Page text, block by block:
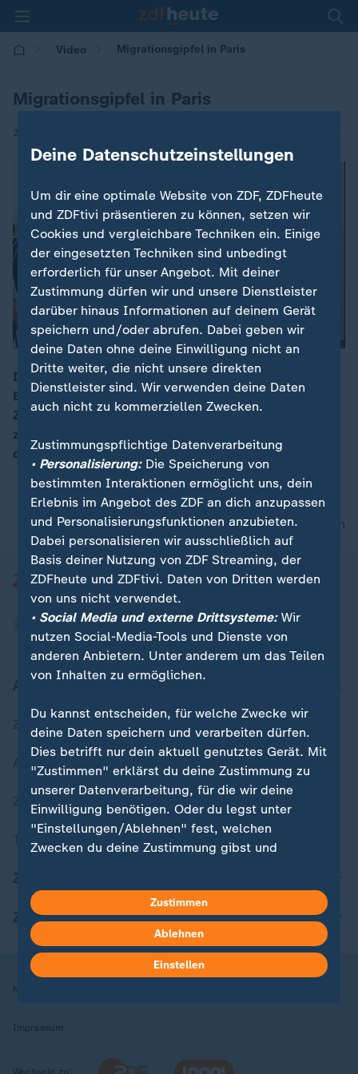
Video Migrationsgipfel in Paris
Migrationsgipfel in Paris
28.08.2017 | 20:54
00:12
In Paris sind heute Staats- und Regierungschefs aus
Europa und Afrika zusammen gekommen, um über die
Zusammenarbeit mit Herkunftsländern der Flüchtlinge
zu diskutieren. ZDF-Reporterin Jessica Bagusche hat
die Ergebnisse.
nach oben
Zuletzt veröffentlicht
Aktuelle Sendungs-Videos
ZDFheute Stories
Themen im Überblick
ZDFheute Apps
Nutzungsbedingungen
Impressum
Wechseln zu:
Deine Datenschutzeinstellungen
Um dir eine optimale Website von ZDF, ZDFheute
und ZDFtivi präsentieren zu können, setzen wir
Cookies und vergleichbare Techniken ein. Einige
der eingesetzten Techniken sind unbedingt
erforderlich für unser Angebot. Mit deiner
Zustimmung dürfen wir und unsere Dienstleister
darüber hinaus Informationen auf deinem Gerät
speichern und/oder abrufen. Dabei geben wir
deine Daten ohne deine Einwilligung nicht an
Dritte weiter, die nicht unsere direkten
Dienstleister sind. Wir verwenden deine Daten
auch nicht zu kommerziellen Zwecken.
Zustimmungspflichtige Datenverarbeitung
• Personalisierung:Die Speicherung von
bestimmten Interaktionen ermöglicht uns, dein
Erlebnis im Angebot des ZDF an dich anzupassen
und Personalisierungsfunktionen anzubieten.
Dabei personalisieren wir ausschließlich auf
Basis deiner Nutzung von ZDF Streaming, der
ZDFheute und ZDFtivi. Daten von Dritten werden
von uns nicht verwendet.
• Social Media und externe Drittsysteme:Wir
nutzen Social-Media-Tools und Dienste von
anderen Anbietern. Unter anderem um das Teilen
von Inhalten zu ermöglichen.
Du kannst entscheiden, für welche Zwecke wir
deine Daten speichern und verarbeiten dürfen.
Dies betrifft nur dein aktuell genutztes Gerät. Mit
"Zustimmen" erklärst du deine Zustimmung zu
unserer Datenverarbeitung, für die wir deine
Einwilligung benötigen. Oder du legst unter
"Einstellungen/Ablehnen" fest, welchen
Zwecken du deine Zustimmung gibst und
in deinen Einstellungen widerrufen oder ändern.
Hier findest du das Impressum.
Weitere Informationen findest du in unserer
Datenschutzerklärung.
Zustimmen
Ablehnen
Einstellen